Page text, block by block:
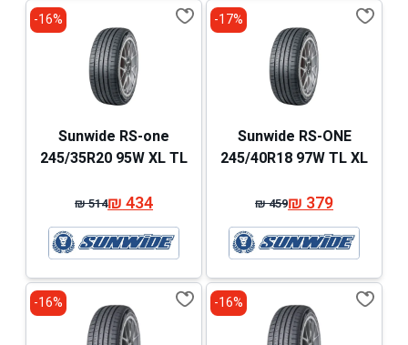
17%-
Sunwide RS-ONE
245/40R18 97W TL XL
₪459
המחיר
המקורי
היה:
₪ 459.
₪379 המחיר
הנוכחי
הוא:
₪ 379.
16%-
Sunwide RS-one
245/35R20 95W XL TL
₪514
המחיר
המקורי
היה:
₪ 514.
₪434 המחיר
הנוכחי
הוא:
₪ 434.
16%-
16%-